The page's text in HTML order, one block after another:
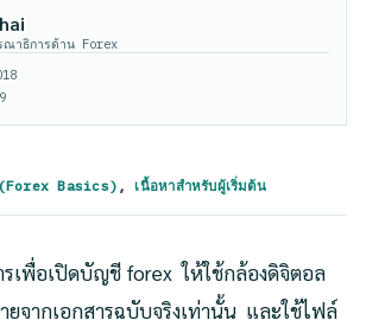
ณาธิการด้าน Forex
Basics) , เนื้อหาสำหรับผู้เริ่มต้น
รเพื่อเปิดบัญชี forex ให้ใช้กล้องดิจิตอล
ยจากเอกสารฉบับจริงเท่านั้น และใช้ไฟล์